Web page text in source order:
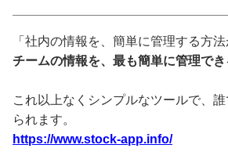
「社内の情報を、簡単に管理する方法
チームの情報を、最も簡単に管理でき
これ以上なくシンプルなツールで、
られます。
https://www.stock-app.info/